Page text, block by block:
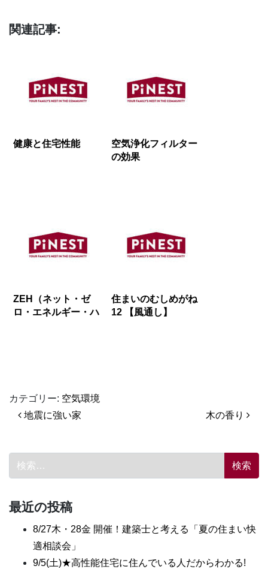
関連記事:
健康と住宅性能
空気浄化フィルター
の効果
ZEH（ネット・ゼ
ロ・エネルギー・ハ
住まいのむしめがね
12 【風通し】
カテゴリー: 空気環境
投稿ナビゲーション
地震に強い家 木の香り
検索:
最近の投稿
8/27木・28金 開催！建築士と考える「夏の住まい快
適相談会」
9/5(土)★高性能住宅に住んでいる人だからわかる!